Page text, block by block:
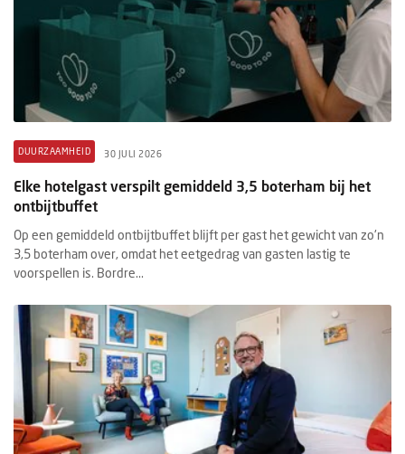
DUURZAAMHEID 30 JULI 2026
Elke hotelgast verspilt gemiddeld 3,5 boterham bij het
ontbijtbuffet
Op een gemiddeld ontbijtbuffet blijft per gast het gewicht van zo'n
3,5 boterham over, omdat het eetgedrag van gasten lastig te
voorspellen is. Bordre...